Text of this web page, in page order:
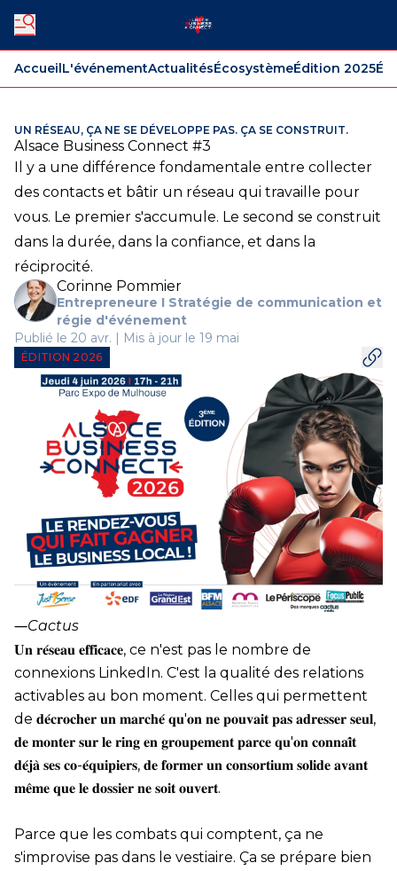
AccueilL'événementActualitésÉcosystèmeÉdition 2025
UN RÉSEAU, ÇA NE SE DÉVELOPPE PAS. ÇA SE CONSTRUIT.
Alsace Business Connect #3
Il y a une différence fondamentale entre collecter
des contacts et bâtir un réseau qui travaille pour
vous. Le premier s'accumule. Le second se construit
dans la durée, dans la confiance, et dans la
réciprocité.
Corinne Pommier
Entrepreneure I Stratégie de communication et
régie d'événement
Publié le 20 avr. | Mis à jour le 19 mai
ÉDITION 2026
―Cactus
𝐔𝐧 𝐫𝐞́𝐬𝐞𝐚𝐮 𝐞𝐟𝐟𝐢𝐜𝐚𝐜𝐞, ce n'est pas le nombre de
connexions LinkedIn. C'est la qualité des relations
activables au bon moment. Celles qui permettent
de 𝐝𝐞́𝐜𝐫𝐨𝐜𝐡𝐞𝐫 𝐮𝐧 𝐦𝐚𝐫𝐜𝐡𝐞́ 𝐪𝐮'𝐨𝐧 𝐧𝐞 𝐩𝐨𝐮𝐯𝐚𝐢𝐭 𝐩𝐚𝐬 𝐚𝐝𝐫𝐞𝐬𝐬𝐞𝐫 𝐬𝐞𝐮𝐥,
𝐝𝐞 𝐦𝐨𝐧𝐭𝐞𝐫 𝐬𝐮𝐫 𝐥𝐞 𝐫𝐢𝐧𝐠 𝐞𝐧 𝐠𝐫𝐨𝐮𝐩𝐞𝐦𝐞𝐧𝐭 𝐩𝐚𝐫𝐜𝐞 𝐪𝐮'𝐨𝐧 𝐜𝐨𝐧𝐧𝐚𝐢̂𝐭
𝐝𝐞́𝐣𝐚̀ 𝐬𝐞𝐬 𝐜𝐨-𝐞́𝐪𝐮𝐢𝐩𝐢𝐞𝐫𝐬, 𝐝𝐞 𝐟𝐨𝐫𝐦𝐞𝐫 𝐮𝐧 𝐜𝐨𝐧𝐬𝐨𝐫𝐭𝐢𝐮𝐦 𝐬𝐨𝐥𝐢𝐝𝐞 𝐚𝐯𝐚𝐧𝐭
𝐦𝐞̂𝐦𝐞 𝐪𝐮𝐞 𝐥𝐞 𝐝𝐨𝐬𝐬𝐢𝐞𝐫 𝐧𝐞 𝐬𝐨𝐢𝐭 𝐨𝐮𝐯𝐞𝐫𝐭.
Parce que les combats qui comptent, ça ne
s'improvise pas dans le vestiaire. Ça se prépare bien